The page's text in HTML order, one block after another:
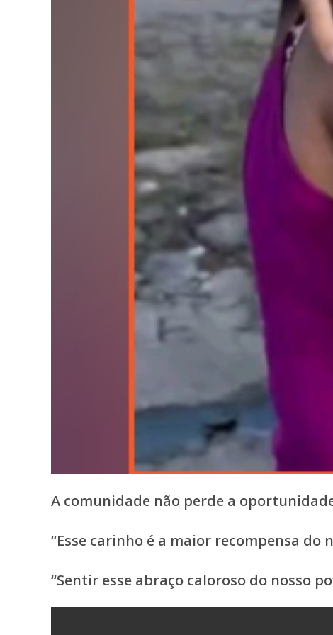
A comunidade não perde a
“Esse carinho é a maior recompensa
“Sentir esse abraço caloroso do nosso